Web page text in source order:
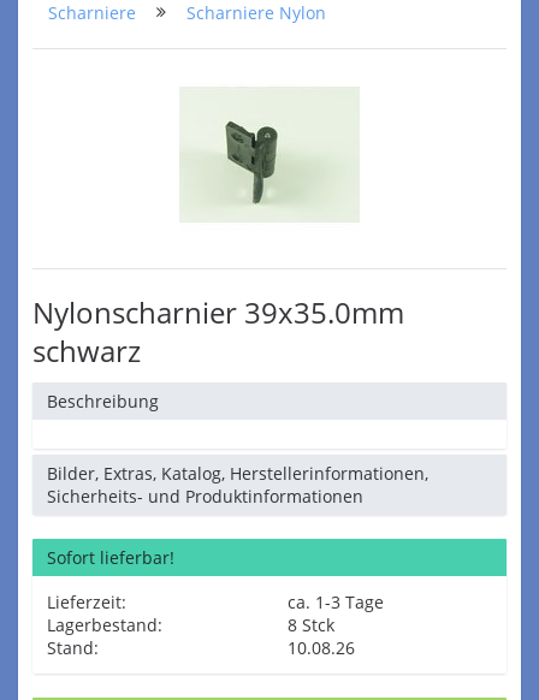
Scharniere Scharniere Nylon
Nylonscharnier 39x35.0mm
schwarz
Beschreibung
Bilder, Extras, Katalog, Herstellerinformationen,
Sicherheits- und Produktinformationen
Sofort lieferbar!
Lieferzeit:
ca. 1-3 Tage
Lagerbestand:
8 Stck
Stand:
10.08.26